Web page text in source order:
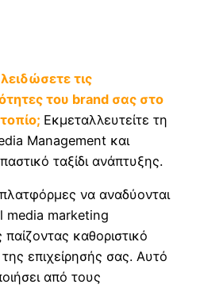
τις
του brand σας στο
Εκμεταλλευτείτε τη
Management και
ταξίδι ανάπτυξης.
να αναδύονται
media marketing
καθοριστικό
επιχείρησής σας. Αυτό
από τους